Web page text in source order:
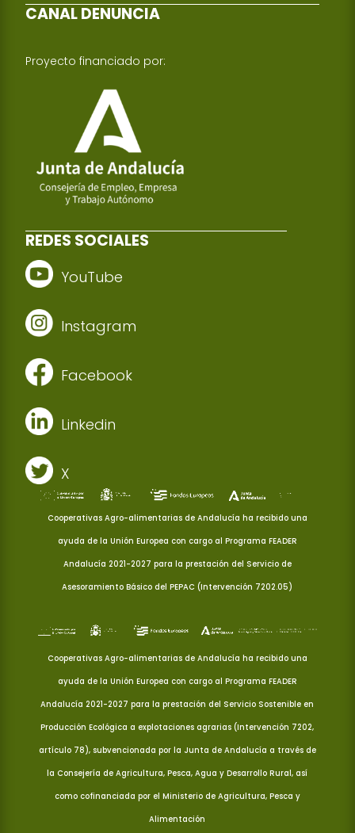
CANAL DENUNCIA
Proyecto financiado por:
REDES SOCIALES
YouTube
Instagram
Facebook
Linkedin
X
Cooperativas Agro-alimentarias de Andalucía ha recibido una
ayuda de la Unión Europea con cargo al Programa FEADER
Andalucía 2021-2027 para la prestación del Servicio de
Asesoramiento Básico del PEPAC (Intervención 7202.05)
Cooperativas Agro-alimentarias de Andalucía ha recibido una
ayuda de la Unión Europea con cargo al Programa FEADER
Andalucía 2021-2027 para la prestación del Servicio Sostenible en
Producción Ecológica a explotaciones agrarias (Intervención 7202,
artículo 78), subvencionada por la Junta de Andalucía a través de
la Consejería de Agricultura, Pesca, Agua y Desarrollo Rural, así
como cofinanciada por el Ministerio de Agricultura, Pesca y
Alimentación